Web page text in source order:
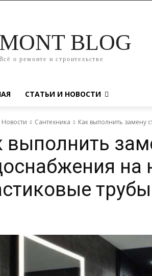
BLOG
о ремонте и строительстве
СТАТЬИ И НОВОСТИ
Новости Сантехника Как выполнить замену
выполнить
на
трубы